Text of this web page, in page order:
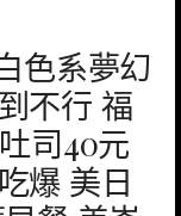
色系夢幻
不行 福
司40元
爆 美日